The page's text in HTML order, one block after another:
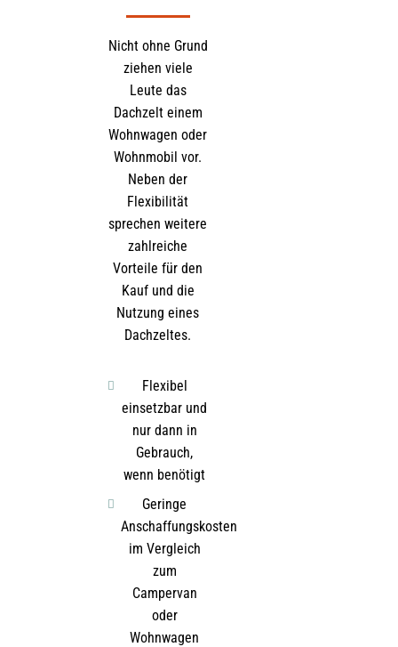
Nicht ohne Grund
ziehen viele
Leute das
Dachzelt einem
Wohnwagen oder
Wohnmobil vor.
Neben der
Flexibilität
sprechen weitere
zahlreiche
Vorteile für den
Kauf und die
Nutzung eines
Dachzeltes.
Flexibel
einsetzbar und
nur dann in
Gebrauch,
wenn benötigt
Geringe
Anschaffungskosten
im Vergleich
zum
Campervan
oder
Wohnwagen